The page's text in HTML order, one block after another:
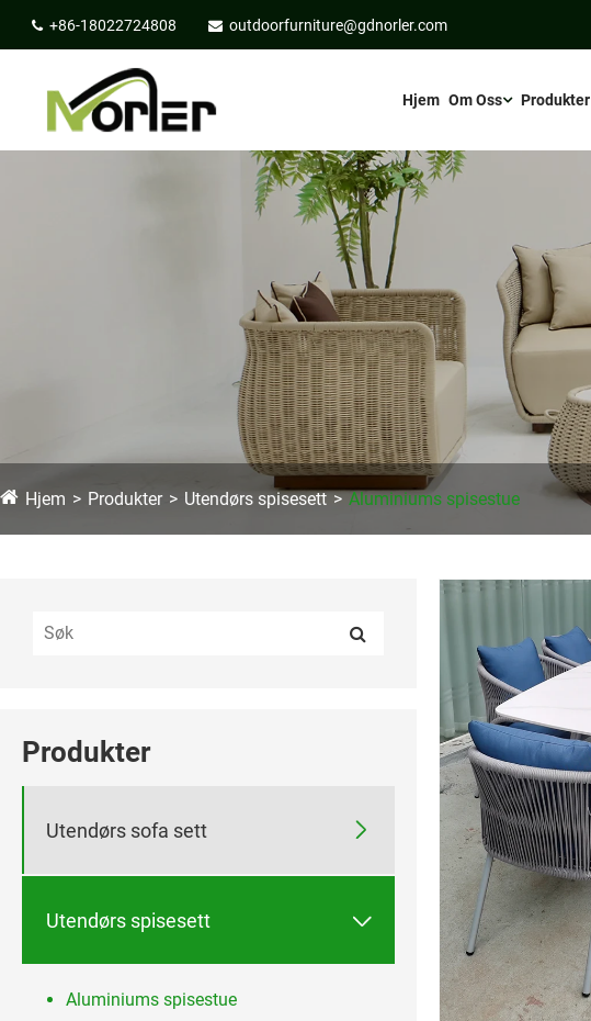
+86-18022724808 outdoorfurniture@gdnorler.com
Hjem Om Oss Produkter
Hjem Produkter Utendørs spisesett Aluminiums spisestue
Produkter
Utendørs sofa sett 
Utendørs spisesett 
Aluminiums spisestue